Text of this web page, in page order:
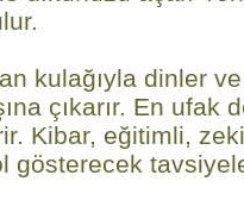
kulağıyla dinler
çıkarır. En ufak
Kibar, eğitimli,
gösterecek